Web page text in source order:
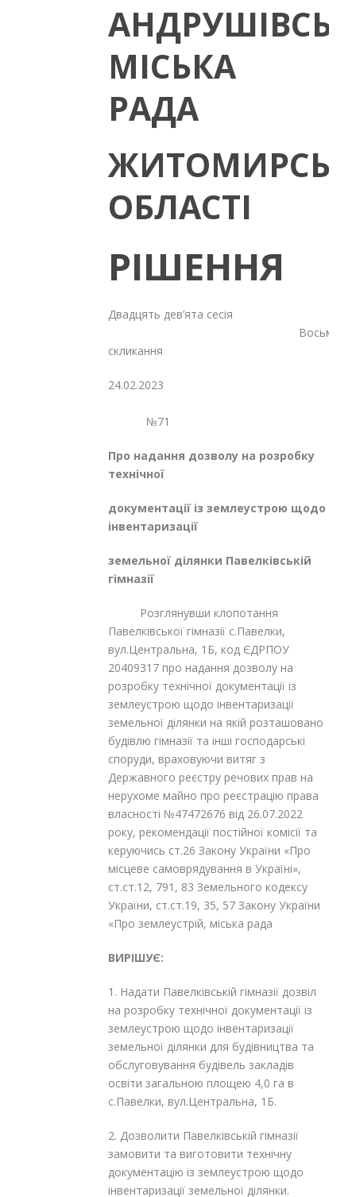
МІСЬКА
РАДА
ОБЛАСТІ
РІШЕННЯ
Двадцять дев’ята сесія
Восьмого
скликання
24.02.2023
№71
Про надання дозволу на розробку
технічної
документації із землеустрою щодо
інвентаризації
земельної ділянки Павелківській
гімназії
Розглянувши клопотання
Павелківської гімназії с.Павелки,
вул.Центральна, 1Б, код ЄДРПОУ
20409317 про надання дозволу на
розробку технічної документації із
землеустрою щодо інвентаризації
земельної ділянки на якій розташовано
будівлю гімназії та інші господарські
споруди, враховуючи витяг з
Державного реєстру речових прав на
нерухоме майно про реєстрацію права
власності №47472676 від 26.07.2022
року, рекомендації постійної комісії та
керуючись ст.26 Закону України «Про
місцеве самоврядування в Україні»,
ст.ст.12, 791 , 83 Земельного кодексу
України, ст.ст.19, 35, 57 Закону України
«Про землеустрій, міська рада
ВИРІШУЄ:
1. Надати Павелківській гімназії дозвіл
на розробку технічної документації із
землеустрою щодо інвентаризації
земельної ділянки для будівництва та
обслуговування будівель закладів
освіти загальною площею 4,0 га в
с.Павелки, вул.Центральна, 1Б.
2. Дозволити Павелківській гімназії
замовити та виготовити технічну
документацію із землеустрою щодо
інвентаризації земельної ділянки.